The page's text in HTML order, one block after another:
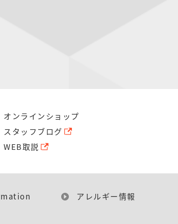
オンラインショップ
スタッフブログ
WEB取説
アレルギー情報